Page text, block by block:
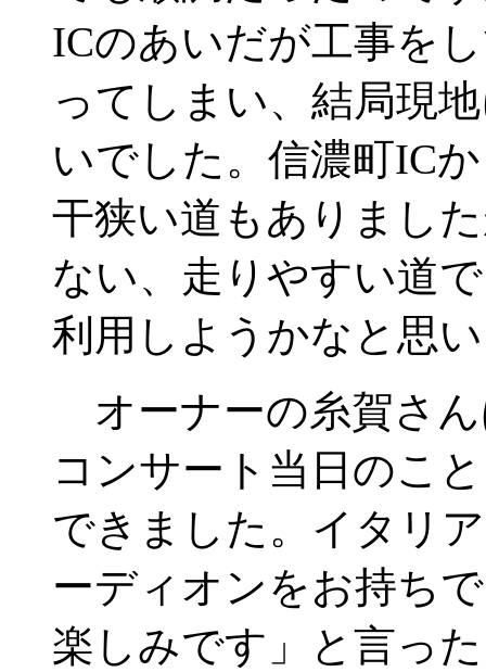
ICのあいだが工事を
ってしまい、結局現
いでした。信濃町IC
干狭い道もありまし
ない、走りやすい道
利用しようかなと思
オーナーの糸賀さ
コンサート当日のこ
できました。イタリ
ーディオンをお持ち
楽しみです」と言っ